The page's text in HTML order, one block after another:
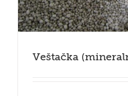
Veštačka